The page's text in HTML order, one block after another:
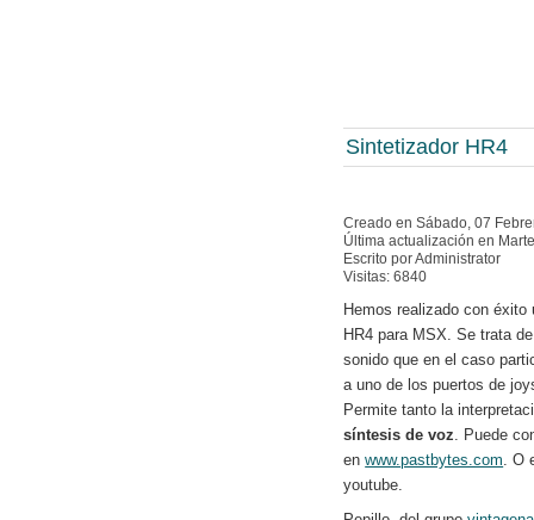
Sintetizador HR4
Creado en Sábado, 07
Última actualización en
Escrito por Administrator
Visitas: 6840
Hemos realizado con
HR4 para MSX. Se trata
sonido que en el caso
a uno de los puertos de
Permite tanto la
síntesis de voz. Puede
enwww.pastbytes.com. O
youtube.